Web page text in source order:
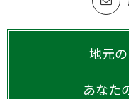
地元
あなた